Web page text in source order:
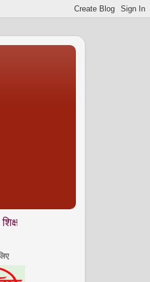
• कला- संस्कृति • पर्यावरण आदि